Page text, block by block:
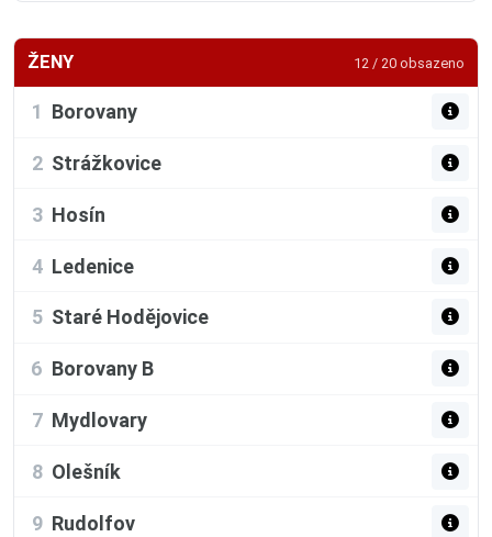
ŽENY 12 / 20 obsazeno
1 Borovany
2 Strážkovice
3 Hosín
4 Ledenice
5 Staré Hodějovice
6 Borovany B
7 Mydlovary
8 Olešník
9 Rudolfov